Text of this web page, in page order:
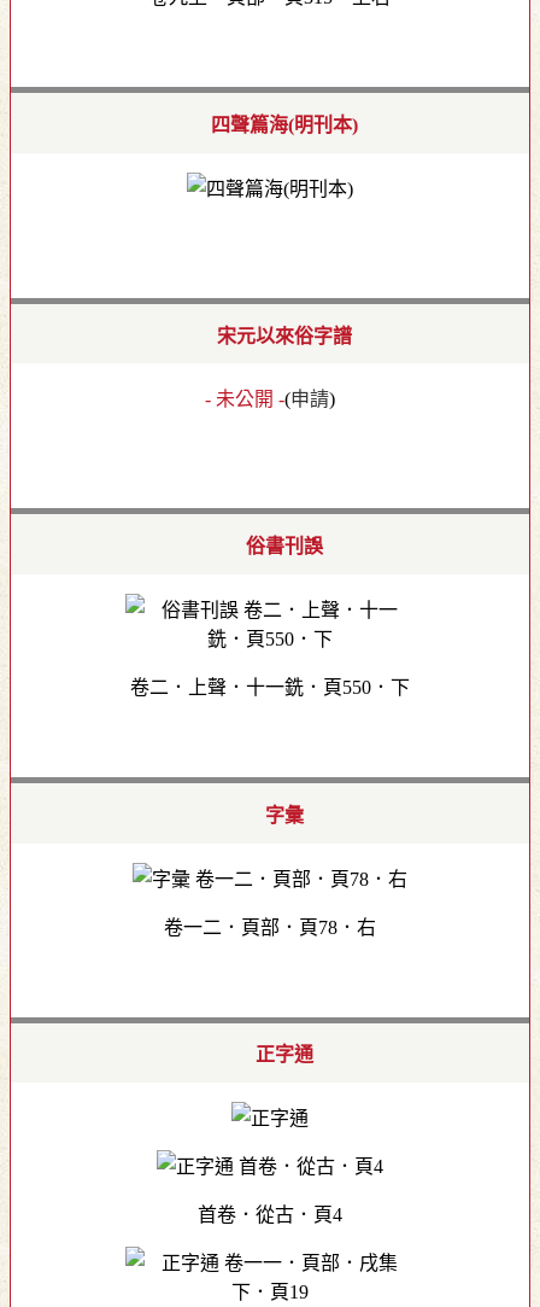
四聲篇海(明刊本)
宋元以來俗字譜
- 未公開 -(申請)
俗書刊誤
卷二．上聲．十一銑．頁550．下
字彙
卷一二．頁部．頁78．右
正字通
首卷．從古．頁4